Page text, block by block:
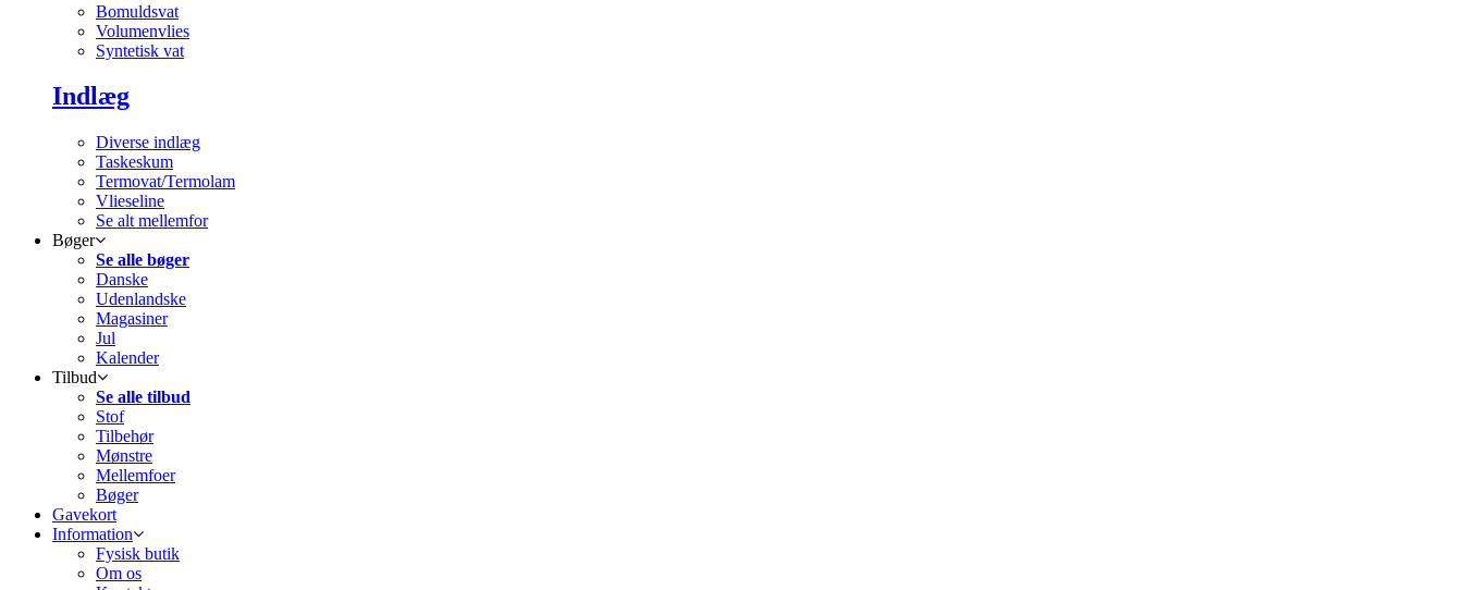
Bomuldsvat
Volumenvlies
Syntetisk vat
Indlæg
Diverse indlæg
Taskeskum
Termovat/Termolam
Vlieseline
Se alt mellemfor
Bøger
Se alle bøger
Danske
Udenlandske
Magasiner
Jul
Kalender
Tilbud
Se alle tilbud
Stof
Tilbehør
Mønstre
Mellemfoer
Bøger
Gavekort
Information
Fysisk butik
Om os